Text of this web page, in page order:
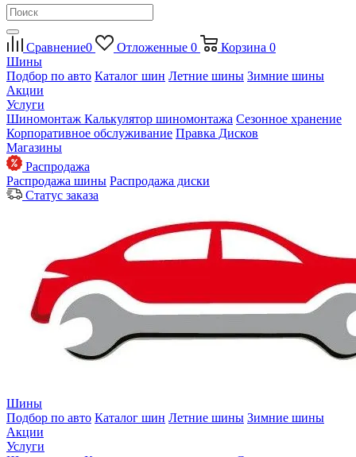
Сравнение0 Отложенные 0 Корзина 0
Шины
Подбор по авто Каталог шин Летние шины Зимние шины
Акции
Услуги
Шиномонтаж Калькулятор шиномонтажа Сезонное хранение
Корпоративное обслуживание Правка Дисков
Магазины
Распродажа
Распродажа шины Распродажа диски
Статус заказа
Шины
Подбор по авто Каталог шин Летние шины Зимние шины
Акции
Услуги